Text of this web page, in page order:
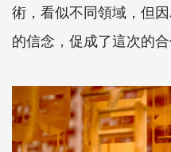
術，看似不同領域，但
的信念，促成了這次的合